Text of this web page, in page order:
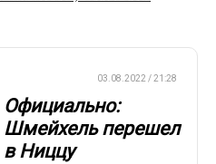
03.08.2022 / 21:28
Официально:
Шмейхель перешел
в Ниццу